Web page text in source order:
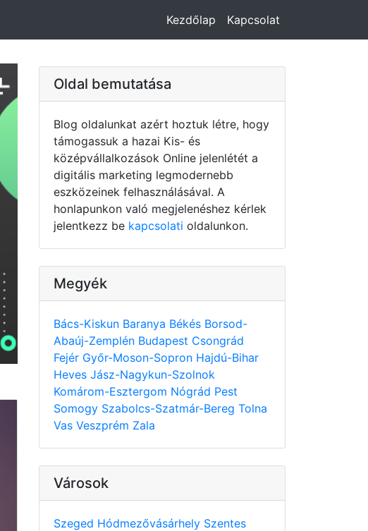
Kezdőlap Kapcsolat
Oldal bemutatása
Blog oldalunkat azért hoztuk létre, hogy
támogassuk a hazai Kis- és
középvállalkozások Online jelenlétét a
digitális marketing legmodernebb
eszközeinek felhasználásával. A
honlapunkon való megjelenéshez kérlek
jelentkezz be kapcsolati oldalunkon.
Megyék
Bács-Kiskun Baranya Békés Borsod-
Abaúj-Zemplén Budapest Csongrád
Fejér Győr-Moson-Sopron Hajdú-Bihar
Heves Jász-Nagykun-Szolnok
Komárom-Esztergom Nógrád Pest
Somogy Szabolcs-Szatmár-Bereg Tolna
Vas Veszprém Zala
Városok
Szeged Hódmezővásárhely Szentes